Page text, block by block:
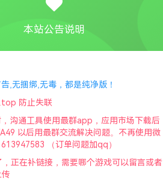
2021/2023大合集
后查看
本站公告说明
,无捆绑,无毒，都是纯净版！
防止失联
沟通工具使用最群app，应用市场下载后
以后用最群交流解决问题。不再使用微
（订单问题加qq）
正在补链接，需要哪个游戏可以留言或者